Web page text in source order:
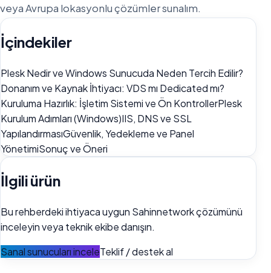
veya Avrupa lokasyonlu çözümler sunalım.
İçindekiler
Plesk Nedir ve Windows Sunucuda Neden Tercih Edilir?
Donanım ve Kaynak İhtiyacı: VDS mı Dedicated mı?
Kuruluma Hazırlık: İşletim Sistemi ve Ön KontrollerPlesk
Kurulum Adımları (Windows)IIS, DNS ve SSL
YapılandırmasıGüvenlik, Yedekleme ve Panel
YönetimiSonuç ve Öneri
İlgili ürün
Bu rehberdeki ihtiyaca uygun Sahinnetwork çözümünü
inceleyin veya teknik ekibe danışın.
Sanal sunucuları inceleTeklif / destek al